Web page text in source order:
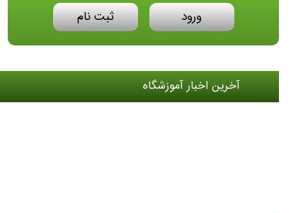
ورود ثبت نام
آخرین اخبار آموزشگاه